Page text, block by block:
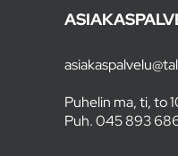
Puhelin ma, ti, to
Puh.045 893